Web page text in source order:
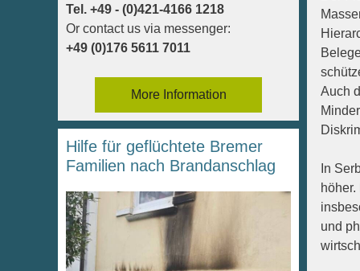
Auch
In
und
Tel. +49 - (0)421-4166 1218
Or contact us via messenger:
+49 (0)176 5611 7011
More Information
Hilfe für geflüchtete Bremer
Familien nach Brandanschlag